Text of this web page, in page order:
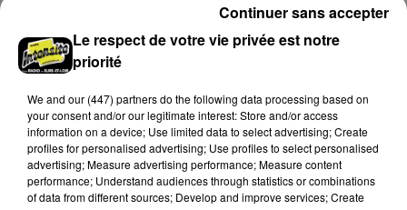
Le respect de votre vie privée est notre
priorité
We and our (447) partnersdo the following data processing based on
your consent and/or our legitimate interest: Store and/or access
information on a device; Use limited data to select advertising; Create
profiles for personalised advertising; Use profiles to select personalised
advertising; Measure advertising performance; Measure content
performance; Understand audiences through statistics or combinations
of data from different sources; Develop and improve services; Create
Continuer sans accepter